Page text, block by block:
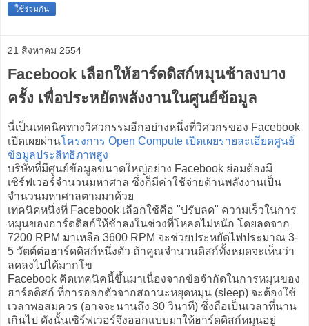
ใช้ร่วมกัน
21 สิงหาคม 2554
Facebook เลือกให้ฮาร์ดดิสก์หมุนช้าลงบาง
ครั้ง เพื่อประหยัดพลังงานในศูนย์ข้อมูล
นี่เป็นเทคนิคทางวิศวกรรมอีกอย่างหนึ่งที่วิศวกรของ Facebook
เปิดเผยผ่านโครงการ Open Compute เปิดเผยรายละเอียดศูนย์
ข้อมูลประสิทธิภาพสูง
บริษัทที่มีศูนย์ข้อมูลขนาดใหญ่อย่าง Facebook ย่อมต้องมี
เซิร์ฟเวอร์จำนวนมหาศาล ซึ่งก็มีค่าใช้จ่ายด้านพลังงานเป็น
จำนวนมหาศาลตามมาด้วย
เทคนิคหนึ่งที่ Facebook เลือกใช้คือ "ปรับลด" ความเร็วในการ
หมุนของฮาร์ดดิสก์ให้ช้าลงในช่วงที่โหลดไม่หนัก โดยลดจาก
7200 RPM มาเหลือ 3600 RPM จะช่วยประหยัดไฟประมาณ 3-
5 วัตต์ต่อฮาร์ดดิสก์หนึ่งตัว ถ้าคูณจำนวนดิสก์ทั้งหมดจะเห็นว่า
ลดลงไปได้มากโข
Facebook คิดเทคนิคนี้ขึ้นมาเนื่องจากข้อจำกัดในการหมุนของ
ฮาร์ดดิสก์ ที่การออกตัวจากสถานะหยุดหมุน (sleep) จะต้องใช้
เวลาพอสมควร (อาจจะนานถึง 30 วินาที) ซึ่งถือเป็นเวลาที่นาน
เกินไป ดังนั้นเซิร์ฟเวอร์จึงออกแบบมาให้ฮาร์ดดิสก์หมุนอยู่